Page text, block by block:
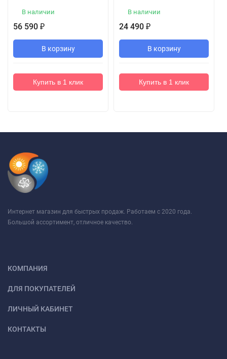
В наличии
56 590 ₽
В корзину
Купить в 1 клик
В наличии
24 490 ₽
В корзину
Купить в 1 клик
Интернет магазин для быстрых продаж. Работаем с 2020 года.
Большой ассортимент, отличное качество.
КОМПАНИЯ
ДЛЯ ПОКУПАТЕЛЕЙ
ЛИЧНЫЙ КАБИНЕТ
КОНТАКТЫ